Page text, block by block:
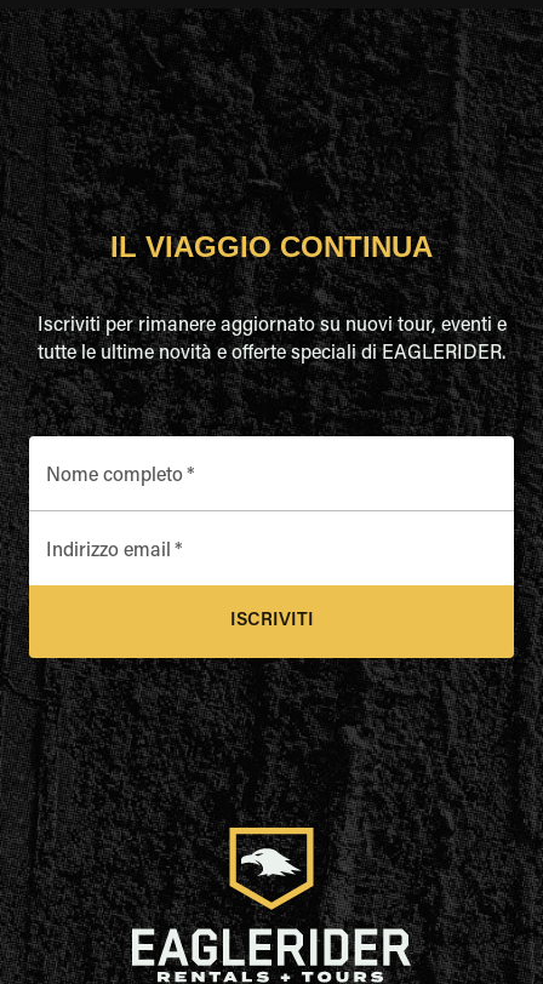
IL VIAGGIO CONTINUA
Iscriviti per rimanere aggiornato su nuovi tour, eventi e
tutte le ultime novità e offerte speciali di EAGLERIDER.
Nome completo*
Indirizzo email *
ISCRIVITI